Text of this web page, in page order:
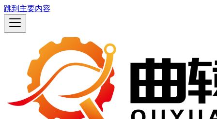
跳到主要内容